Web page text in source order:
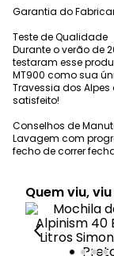
Garantia do
Teste de Qualidade
Durante o verão de
testaram esse
MT900 como sua
Travessia dos
satisfeito!
Conselhos de
Lavagem com
fecho de correr
Quem viu,